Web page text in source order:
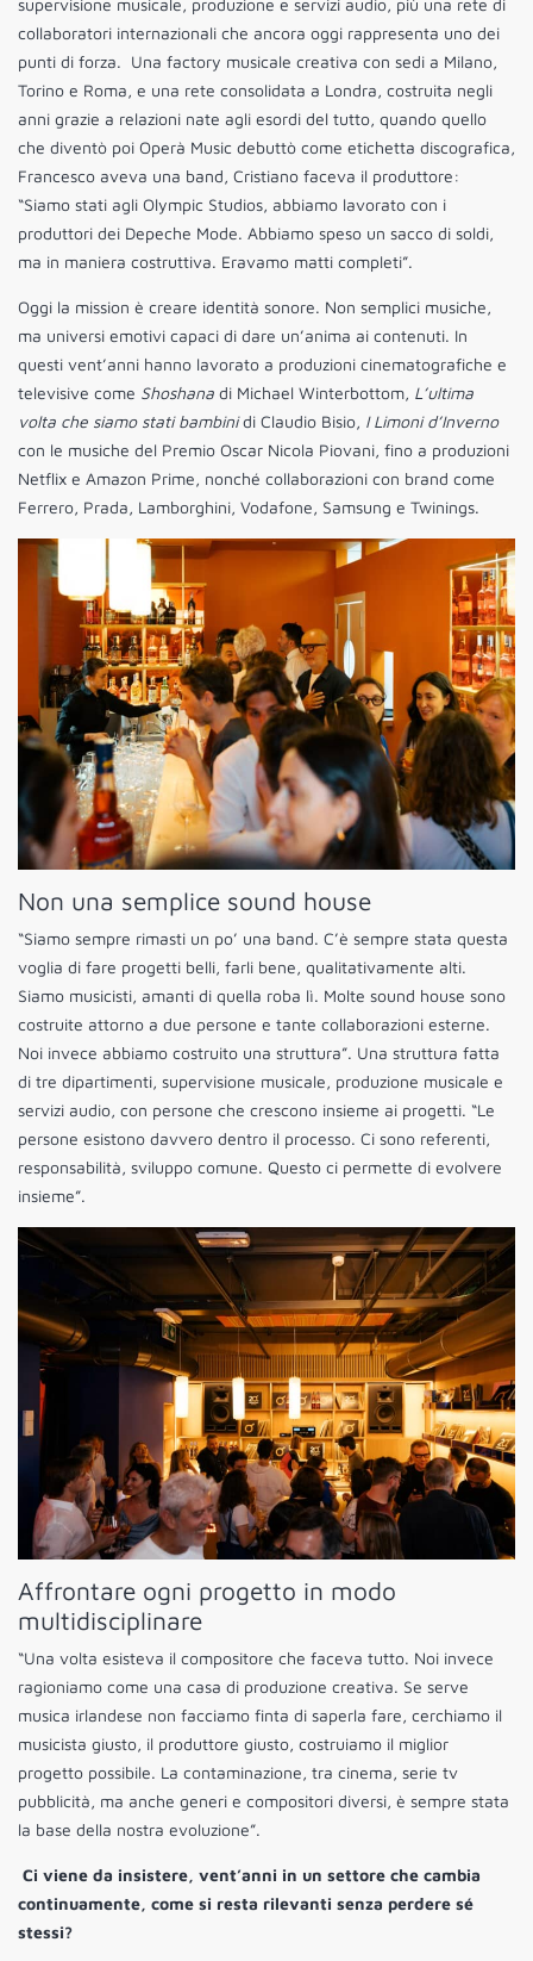
collaboratori internazionali che ancora oggi rappresenta uno dei
punti di forza. Una factory musicale creativa con sedi a Milano,
Torino e Roma, e una rete consolidata a Londra, costruita negli
anni grazie a relazioni nate agli esordi del tutto, quando quello
che diventò poi Operà Music debuttò come etichetta discografica,
Francesco aveva una band, Cristiano faceva il produttore:
“Siamo stati agli Olympic Studios, abbiamo lavorato con i
produttori dei Depeche Mode. Abbiamo speso un sacco di soldi,
ma in maniera costruttiva. Eravamo matti completi”.
Oggi la mission è creare identità sonore. Non semplici musiche,
ma universi emotivi capaci di dare un’anima ai contenuti. In
questi vent’anni hanno lavorato a produzioni cinematografiche e
televisive come Shoshana di Michael Winterbottom, L’ultima
volta che siamo stati bambinidi Claudio Bisio, I Limoni d’Inverno
con le musiche del Premio Oscar Nicola Piovani, fino a produzioni
Netflix e Amazon Prime, nonché collaborazioni con brand come
Ferrero, Prada, Lamborghini, Vodafone, Samsung e Twinings.
Non una semplice sound house
“Siamo sempre rimasti un po’ una band. C’è sempre stata questa
voglia di fare progetti belli, farli bene, qualitativamente alti.
Siamo musicisti, amanti di quella roba lì. Molte sound house sono
costruite attorno a due persone e tante collaborazioni esterne.
Noi invece abbiamo costruito una struttura”. Una struttura fatta
di tre dipartimenti, supervisione musicale, produzione musicale e
servizi audio, con persone che crescono insieme ai progetti. “Le
persone esistono davvero dentro il processo. Ci sono referenti,
responsabilità, sviluppo comune. Questo ci permette di evolvere
insieme”.
Affrontare ogni progetto in modo
multidisciplinare
“Una volta esisteva il compositore che faceva tutto. Noi invece
ragioniamo come una casa di produzione creativa. Se serve
musica irlandese non facciamo finta di saperla fare, cerchiamo il
musicista giusto, il produttore giusto, costruiamo il miglior
progetto possibile. La contaminazione, tra cinema, serie tv
pubblicità, ma anche generi e compositori diversi, è sempre stata
la base della nostra evoluzione”.
Ci viene da insistere, vent’anni in un settore che cambia
continuamente, come si resta rilevanti senza perdere sé
stessi?